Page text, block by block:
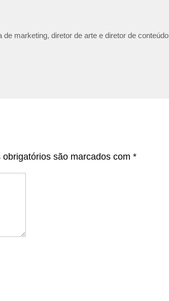
marketing, diretor de arte e diretor de conteúdo
obrigatórios são marcados com *